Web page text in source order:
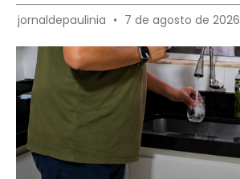
jornaldepaulinia 7 de agosto de 2026